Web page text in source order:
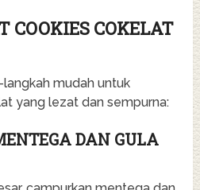
COOKIES COKELAT
mudah untuk
yang lezat dan sempurna:
DAN GULA